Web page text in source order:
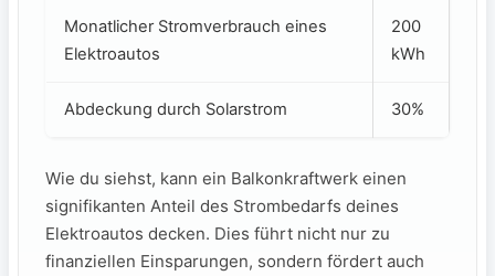
Monatlicher ‍Stromverbrauch eines
Elektroautos
200
kWh
Abdeckung durch⁢ Solarstrom 30%
Wie‍ du⁤ siehst, kann ein ⁢Balkonkraftwerk ⁣einen​
signifikanten Anteil des⁤ Strombedarfs deines
Elektroautos decken. Dies führt nicht nur zu
finanziellen Einsparungen, sondern fördert auch